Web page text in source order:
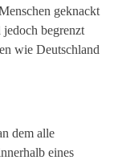
geknackt
jedoch begrenzt
wie Deutschland
dem alle
eines